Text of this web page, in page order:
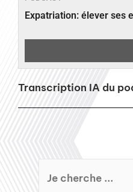
Expatriation: élever ses
Transcription IA du